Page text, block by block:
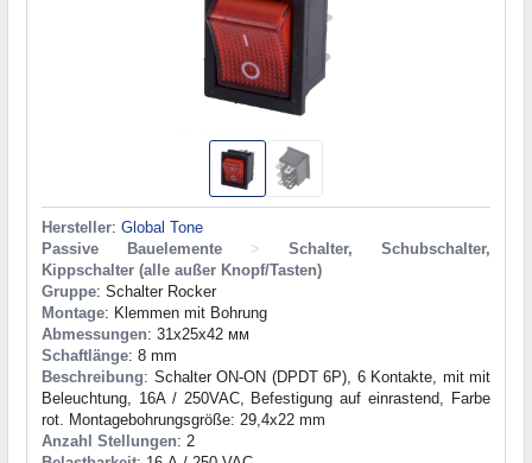
Hersteller: Global Tone
Passive Bauelemente
>
Schalter, Schubschalter,
Kippschalter (alle außer Knopf/Tasten)
Gruppe: Schalter Rocker
Montage: Klemmen mit Bohrung
Abmessungen: 31x25x42 мм
Schaftlänge: 8 mm
Beschreibung: Schalter ON-ON (DPDT 6P), 6 Kontakte, mit mit
Beleuchtung, 16A / 250VAC, Befestigung auf einrastend, Farbe
rot. Montagebohrungsgröße: 29,4x22 mm
Anzahl Stellungen: 2